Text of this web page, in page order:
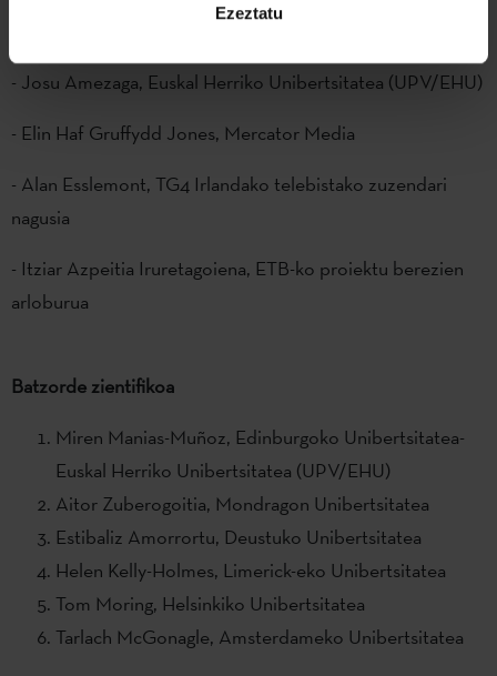
Ezeztatu
- Josu Amezaga, Euskal Herriko Unibertsitatea (UPV/EHU)
- Elin Haf Gruffydd Jones, Mercator Media
- Alan Esslemont, TG4 Irlandako telebistako zuzendari
nagusia
- Itziar Azpeitia Iruretagoiena, ETB-ko proiektu berezien
arloburua
Batzorde zientifikoa
Miren Manias-Muñoz, Edinburgoko Unibertsitatea-
Euskal Herriko Unibertsitatea (UPV/EHU)
Aitor Zuberogoitia, Mondragon Unibertsitatea
Estibaliz Amorrortu, Deustuko Unibertsitatea
Helen Kelly-Holmes, Limerick-eko Unibertsitatea
Tom Moring, Helsinkiko Unibertsitatea
Tarlach McGonagle, Amsterdameko Unibertsitatea